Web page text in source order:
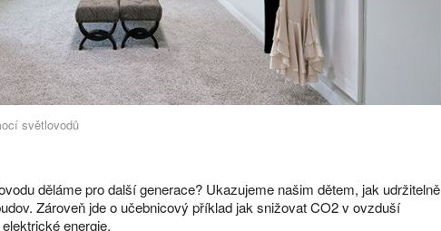
světlovodů
děláme pro další generace? Ukazujeme našim dětem, jak udržitelně
Zároveň jde o učebnicový příklad jak snižovat CO2 v ovzduší
energie.